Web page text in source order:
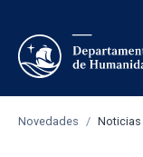
Novedades / Noticias